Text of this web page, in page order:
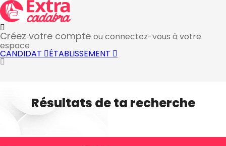
Créez votre compte ou connectez-vous à votre
espace
CANDIDAT ÉTABLISSEMENT
Résultats de ta recherche